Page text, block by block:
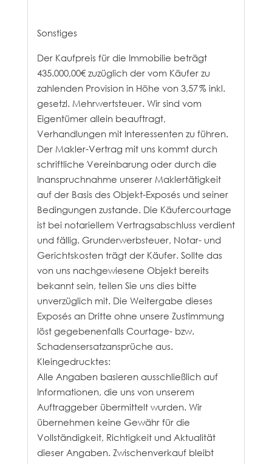
Sonstiges
Der Kaufpreis für die Immobilie beträgt
435.000,00€ zuzüglich der vom Käufer zu
zahlenden Provision in Höhe von 3,57 % inkl.
gesetzl. Mehrwertsteuer. Wir sind vom
Eigentümer allein beauftragt,
Verhandlungen mit Interessenten zu führen.
Der Makler-Vertrag mit uns kommt durch
schriftliche Vereinbarung oder durch die
Inanspruchnahme unserer Maklertätigkeit
auf der Basis des Objekt-Exposés und seiner
Bedingungen zustande. Die Käufercourtage
ist bei notariellem Vertragsabschluss verdient
und fällig. Grunderwerbsteuer, Notar- und
Gerichtskosten trägt der Käufer. Sollte das
von uns nachgewiesene Objekt bereits
bekannt sein, teilen Sie uns dies bitte
unverzüglich mit. Die Weitergabe dieses
Exposés an Dritte ohne unsere Zustimmung
löst gegebenenfalls Courtage- bzw.
Schadensersatzansprüche aus.
Kleingedrucktes:
Alle Angaben basieren ausschließlich auf
Informationen, die uns von unserem
Auftraggeber übermittelt wurden. Wir
übernehmen keine Gewähr für die
Vollständigkeit, Richtigkeit und Aktualität
dieser Angaben. Zwischenverkauf bleibt